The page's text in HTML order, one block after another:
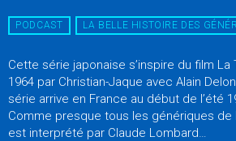
PODCAST LA BELLE HISTOIRE DES
Cette série japonaise s’inspire du film La
1964 par Christian-Jaque avec Alain
série arrive en France au début de l’été
Comme presque tous les génériques de
est interprété par Claude Lombard…